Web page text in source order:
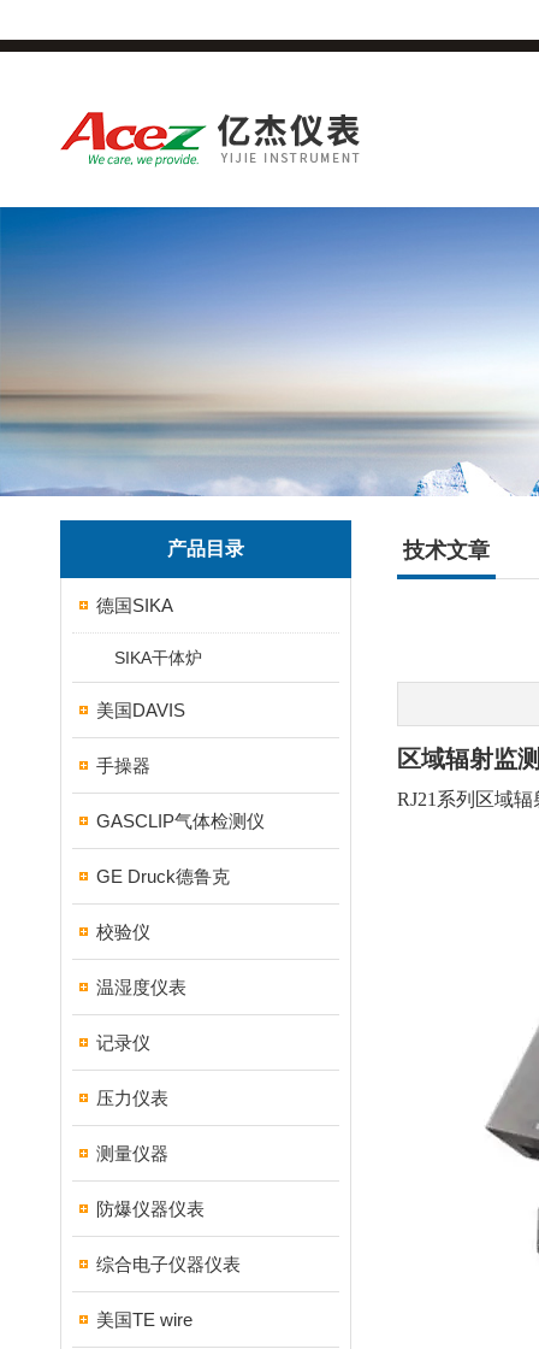
产品目录
德国SIKA
SIKA干体炉
美国DAVIS
手操器
GASCLIP气体检测仪
GE Druck德鲁克
校验仪
温湿度仪表
记录仪
压力仪表
测量仪器
防爆仪器仪表
综合电子仪器仪表
美国TE wire
技术文章
区域辐射监
RJ21 系列区域